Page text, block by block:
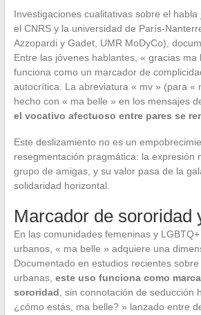
Investigaciones cualitativas sobre el
el CNRS y la universidad de París-
Azzopardi y Gadet, UMR MoDyCo),
Entre las jóvenes hablantes, « gracias
funciona como un marcador de
autocrítica. La abreviatura « mv » (para «
hecho con « ma belle » en los mensajes
el vocativo afectuoso entre pares se
Este deslizamiento no es un
resegmentación pragmática: la expresión
grupo de amigas, y su valor pasa de la
solidaridad horizontal.
Marcador de sororidad
En las comunidades femeninas y
urbanos, « ma belle » adquiere una
Documentado en estudios recientes
urbanas, este uso funciona como
sororidad , sin connotación de seducción
¿cómo estás, ma belle? » lanzado entre